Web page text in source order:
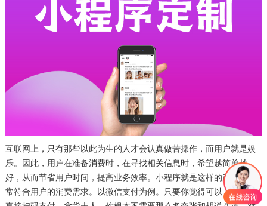
互联网上，只有那些以此为生的人才会认真做苦操作，而用户就是娱
乐。因此，用户在准备消费时，在寻找相关信息时，希望越简单越
好，从而节省用户时间，提高业务效率。小程序就是这样的产品，非
常符合用户的消费需求。以微信支付为例。只要你觉得可以，就可以